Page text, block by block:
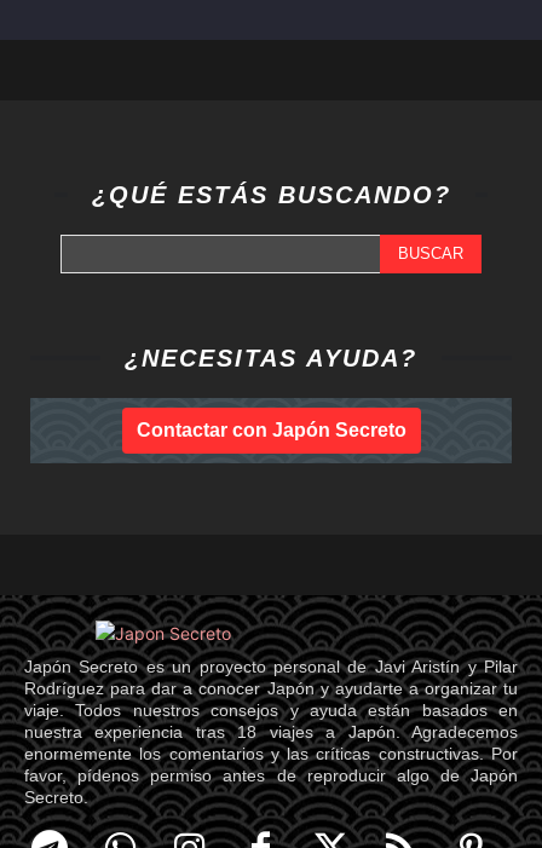
¿QUÉ ESTÁS BUSCANDO?
BUSCAR
¿NECESITAS AYUDA?
Contactar con Japón Secreto
Japón Secreto es un proyecto personal de Javi Aristín y Pilar
Rodríguez para dar a conocer Japón y ayudarte a organizar tu
viaje. Todos nuestros consejos y ayuda están basados en
nuestra experiencia tras 18 viajes a Japón. Agradecemos
enormemente los comentarios y las críticas constructivas. Por
favor, pídenos permiso antes de reproducir algo de Japón
Secreto.